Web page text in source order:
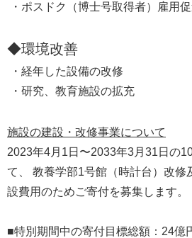
・ポスドク（博士号取得者）雇用
◆環境改善
・経年した設備の改修
・研究、教育施設の拡充
施設の建設・改修事業について
2023年4月1日〜2033年3月31日の
て、 教養学部1号館（時計台）改修
設費用のためご寄付を募集します。
■特別期間中の寄付目標総額：24億